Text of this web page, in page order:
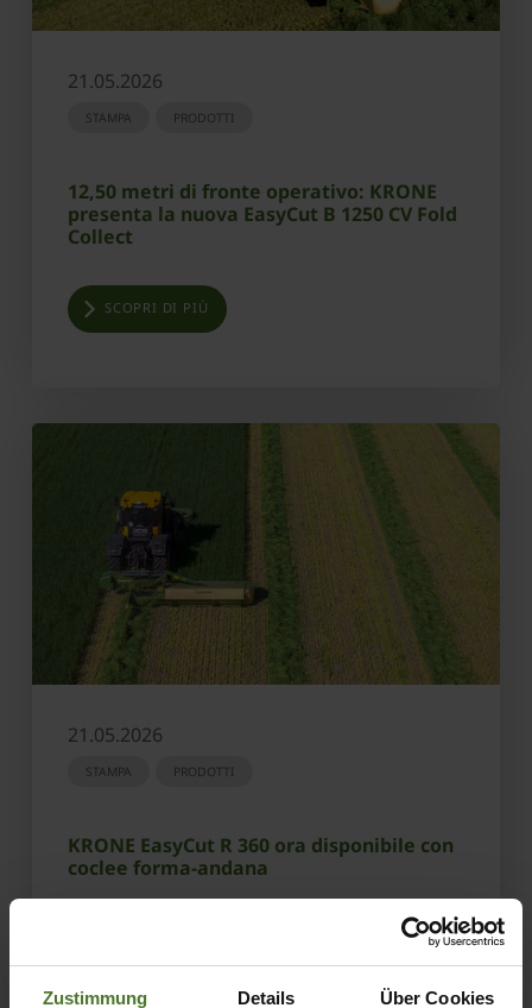
Zustimmung Details Über Cookies
21.05.2026
STAMPA PRODOTTI
12,50 metri di fronte operativo: KRONE
presenta la nuova EasyCut B 1250 CV Fold
Collect
SCOPRI DI PIÙ
21.05.2026
STAMPA PRODOTTI
KRONE EasyCut R 360 ora disponibile con
coclee forma-andana